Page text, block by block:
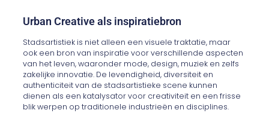
Urban Creative als inspiratiebron
Stadsartistiek is niet alleen een visuele traktatie, maar
ook een bron van inspiratie voor verschillende aspecten
van het leven, waaronder mode, design, muziek en zelfs
zakelijke innovatie. De levendigheid, diversiteit en
authenticiteit van de stadsartistieke scene kunnen
dienen als een katalysator voor creativiteit en een frisse
blik werpen op traditionele industrieën en disciplines.